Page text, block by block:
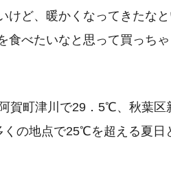
けど、暖かくなってきたな
食べたいなと思って買っち
賀町津川で29．5℃、秋葉区
の地点で25℃を超える夏日